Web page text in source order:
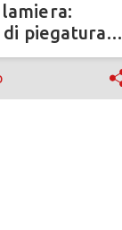
piegatura e